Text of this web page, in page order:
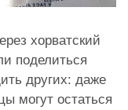
хорватский
поделиться
других: даже
могут остаться